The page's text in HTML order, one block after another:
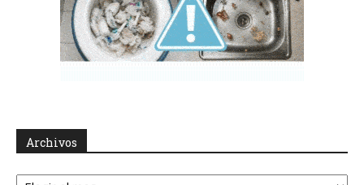
Archivos
Archivos